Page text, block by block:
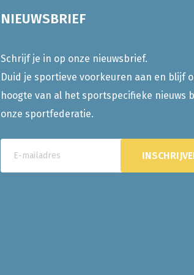
NIEUWSBRIEF
Schrijf je in op onze nieuwsbrief.
Duid je sportieve voorkeuren aan en blijf
hoogte van al het sportspecifieke nieuws
onze sportfederatie.